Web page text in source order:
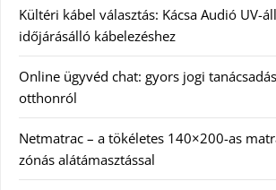
Kültéri kábel választás: Kácsa Audió UV-
időjárásálló kábelezéshez
Online ügyvéd chat: gyors jogi
otthonról
Netmatrac – a tökéletes 140×200-as
zónás alátámasztással